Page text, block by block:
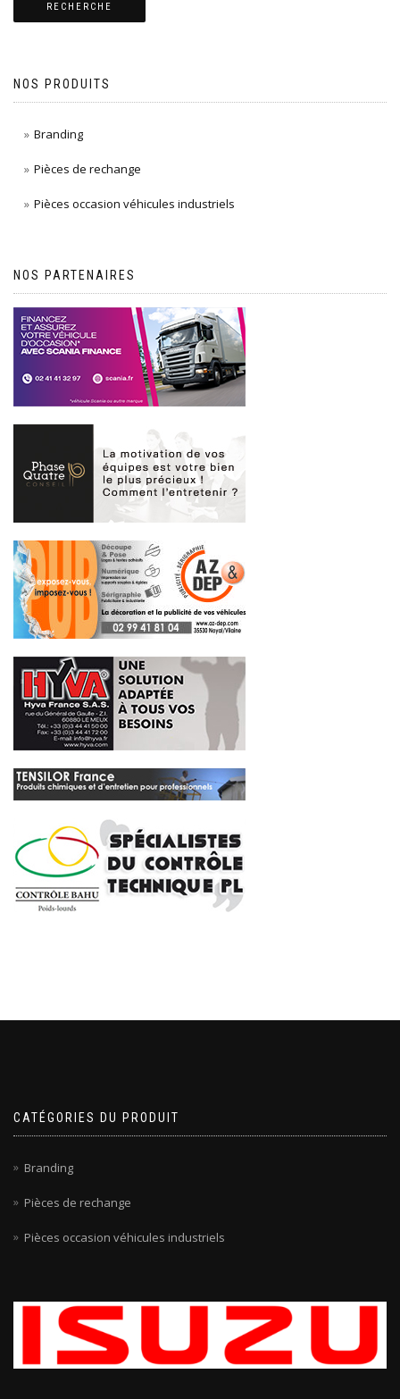
RECHERCHE
NOS PRODUITS
Branding
Pièces de rechange
Pièces occasion véhicules industriels
NOS PARTENAIRES
CATÉGORIES DU PRODUIT
Branding
Pièces de rechange
Pièces occasion véhicules industriels